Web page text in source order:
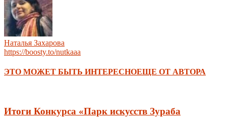
Наталья Захарова
https://boosty.to/nutkaaa
ЭТО МОЖЕТ БЫТЬ ИНТЕРЕСНОЕЩЕ ОТ АВТОРА
Итоги Конкурса «Парк искусств Зураба